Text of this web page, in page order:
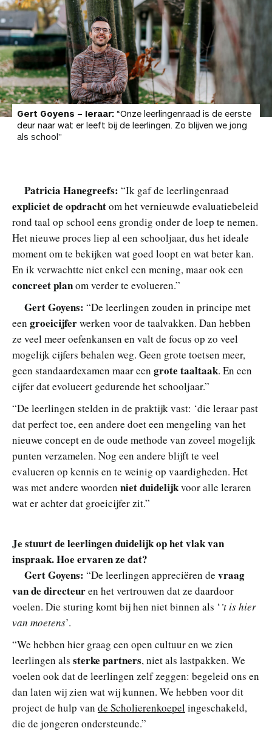
Gert Goyens – leraar: “Onze leerlingenraad is de eerste
deur naar wat er leeft bij de leerlingen. Zo blijven we jong
als school”
Patricia Hanegreefs: “Ik gaf de leerlingenraad
expliciet de opdrachtom het vernieuwde evaluatiebeleid
rond taal op school eens grondig onder de loep te nemen.
Het nieuwe proces liep al een schooljaar, dus het ideale
moment om te bekijken wat goed loopt en wat beter kan.
En ik verwachtte niet enkel een mening, maar ook een
concreet planom verder te evolueren.”
Gert Goyens: “De leerlingen zouden in principe met
een groeicijferwerken voor de taalvakken. Dan hebben
ze veel meer oefenkansen en valt de focus op zo veel
mogelijk cijfers behalen weg. Geen grote toetsen meer,
geen standaardexamen maar een grote taaltaak. En een
cijfer dat evolueert gedurende het schooljaar.”
“De leerlingen stelden in de praktijk vast: ‘die leraar past
dat perfect toe, een andere doet een mengeling van het
nieuwe concept en de oude methode van zoveel mogelijk
punten verzamelen. Nog een andere blijft te veel
evalueren op kennis en te weinig op vaardigheden. Het
was met andere woorden niet duidelijkvoor alle leraren
wat er achter dat groeicijfer zit.”
Je stuurt de leerlingen duidelijk op het vlak van
inspraak. Hoe ervaren ze dat?
Gert Goyens: “De leerlingen appreciëren de vraag
van de directeuren het vertrouwen dat ze daardoor
voelen. Die sturing komt bij hen niet binnen als ‘’t is hier
van moetens’.
“We hebben hier graag een open cultuur en we zien
leerlingen als sterke partners, niet als lastpakken. We
voelen ook dat de leerlingen zelf zeggen: begeleid ons en
dan laten wij zien wat wij kunnen. We hebben voor dit
project de hulp van de Scholierenkoepel ingeschakeld,
die de jongeren ondersteunde.”